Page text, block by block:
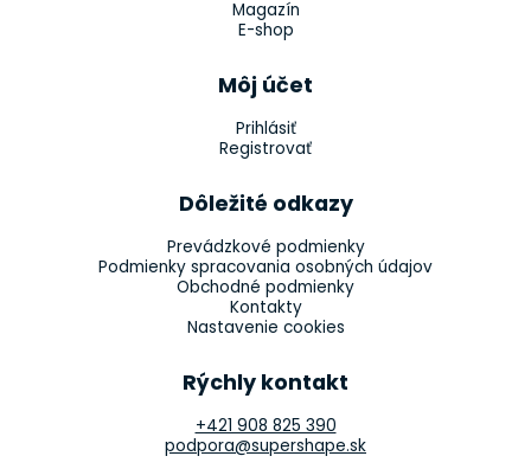
Magazín
E-shop
Môj účet
Prihlásiť
Registrovať
Dôležité odkazy
Prevádzkové podmienky
Podmienky spracovania osobných údajov
Obchodné podmienky
Kontakty
Nastavenie cookies
Rýchly kontakt
+421 908 825 390
podpora@supershape.sk